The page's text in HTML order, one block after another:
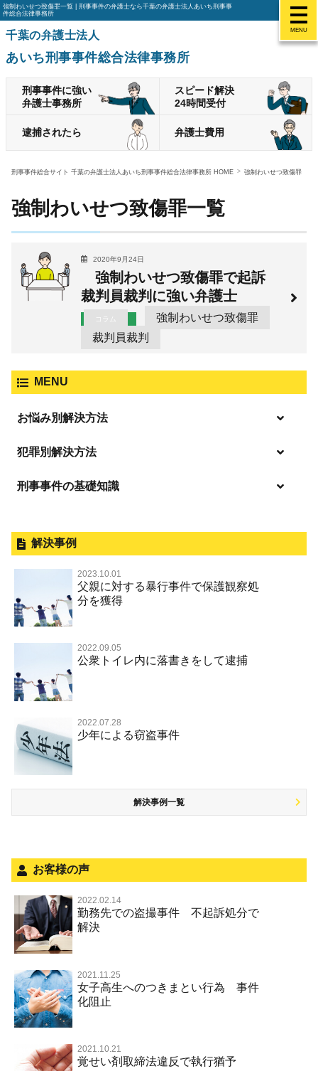
MENU
強制わいせつ致傷罪一覧 | 刑事事件の弁護士なら千葉の弁護士法人あいち刑事事
件総合法律事務所
千葉の弁護士法人
あいち刑事事件総合法律事務所
刑事事件に強い
弁護士事務所
スピード解決
24時間受付
逮捕されたら 弁護士費用
刑事事件総合サイト 千葉の弁護士法人あいち刑事事件総合法律事務所 HOME 強制わいせつ致傷罪
強制わいせつ致傷罪一覧
2020年9月24日
強制わいせつ致傷罪で起訴
裁判員裁判に強い弁護士
コラム
強制わいせつ致傷罪
裁判員裁判
MENU
お悩み別解決方法
逮捕の不安や悩み
無実・無罪を証明してほしい
示談で解決してほしい
執行猶予にしてほしい
事件のことを秘密にしたい
被害届・告訴・告発されたら
犯罪別解決方法
事件別－暴力事件
過失致死・過失傷害
器物損壊
脅迫・強要
業務妨害罪
公務執行妨害罪
逮捕・監禁
暴行・傷害
略取・誘拐・人身売買
性犯罪 TOP
淫行・援助交際（児童買春、淫行条例、児童福祉法違反）
不同意性交等罪（旧 強制性交等罪，準強制性交等罪），
監護者性交等罪
不同意わいせつ（旧 強制わいせつ，準強制わいせつ）
公然わいせつ罪，わいせつ物頒布等罪，淫行勧誘罪
児童ポルノ リベンジポルノ
盗撮，のぞき行為
事件別－財産犯
財産犯 TOP
横領 背任
窃盗罪
恐喝
盗品売買・譲り受け等
事件別－薬物事件
薬物事件 TOP
覚せい剤
危険ドラッグ
大麻
麻薬及び向精神薬
事件別－交通違反・交通事故
交通違反・交通事故 TOP
交通事故 交通違反と刑事事件
自転車事故
人身事故・死亡事故
無免許運転
その他 TOP
児童虐待・保護責任者遺棄
住居侵入等
銃刀法違反
ストーカー事件
不正競争防止法
風営法・風適法違反
文書偽造・偽造文書行使
著作権法違反・商標法違反
放火・失火
名誉棄損罪・侮辱
刑事事件の基礎知識
刑事裁判の概要・手続
公務員の逮捕・刑事事件
控訴・上告
国選弁護士と私選弁護士の違い
司法取引・刑事免責
取調べの注意点
少年事件の手続と特色
少年事件の処分
被害届・告訴・告発の不安や悩み
面会・差し入れ
解決事例
2023.10.01
父親に対する暴行事件で保護観察処
分を獲得
2022.09.05
公衆トイレ内に落書きをして逮捕
2022.07.28
少年による窃盗事件
解決事例一覧
お客様の声
2022.02.14
勤務先での盗撮事件 不起訴処分で
解決
2021.11.25
女子高生へのつきまとい行為 事件
化阻止
2021.10.21
覚せい剤取締法違反で執行猶予